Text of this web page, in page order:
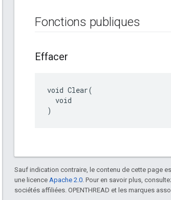
Fonctions publiques
Effacer
void Clear(
  void
)
Sauf indication contraire, le contenu de cette page
une licence Apache 2.0. Pour en savoir plus,
sociétés affiliées. OPENTHREAD et les marques